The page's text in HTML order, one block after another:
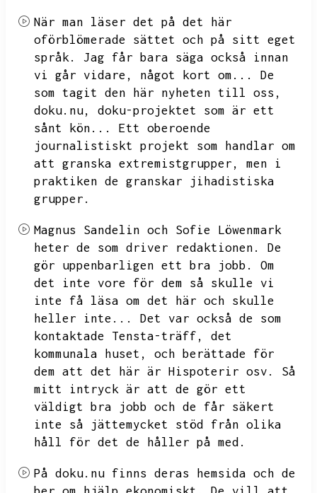
När man läser det på det här
oförblömerade sättet och på sitt eget
språk.
Jag får bara säga också innan
vi går vidare,
något kort om...
De
som tagit den här nyheten till oss,
doku.nu,
doku-projektet som är ett
sånt kön...
Ett oberoende
journalistiskt projekt som handlar om
att granska extremistgrupper,
men i
praktiken de granskar jihadistiska
grupper.
Magnus Sandelin och Sofie Löwenmark
heter de som driver redaktionen.
De
gör uppenbarligen ett bra jobb.
Om
det inte vore för dem så skulle vi
inte få läsa om det här och skulle
heller inte...
Det var också de som
kontaktade Tensta-träff,
det
kommunala huset,
och berättade för
dem att det här är Hispoterir osv.
Så
mitt intryck är att de gör ett
väldigt bra jobb och de får säkert
inte så jättemycket stöd från olika
håll för det de håller på med.
På doku.nu finns deras hemsida och de